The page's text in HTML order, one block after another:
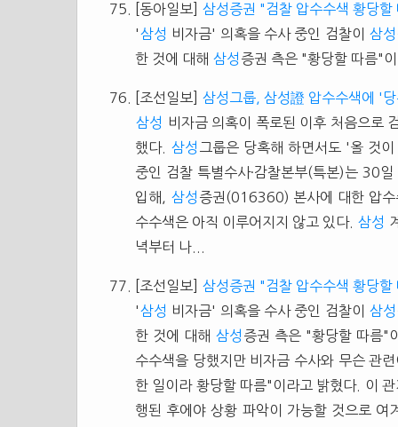
[동아일보] 삼성증권 "검찰 압수수색 황당할
'삼성 비자금' 의혹을 수사 중인 검찰이 삼성
한 것에 대해 삼성 증권 측은 "황당할 따름"
[조선일보] 삼성그룹, 삼성證 압수수색에 '
삼성
비자금 의혹이 폭로된 이후 처음으로
했다. 삼성 그룹은 당혹해 하면서도 '올 것
중인 검찰 특별수사·감찰본부(특본)는 30
입해, 삼성 증권(016360) 본사에 대한 압수
수수색은 아직 이루어지지 않고 있다. 삼성
녁부터 나...
[조선일보] 삼성증권 "검찰 압수수색 황당할
'삼성 비자금' 의혹을 수사 중인 검찰이 삼성
한 것에 대해 삼성 증권 측은 "황당할 따름"
수수색을 당했지만 비자금 수사와 무슨 관
한 일이라 황당할 따름"이라고 밝혔다. 이
행된 후에야 상황 파악이 가능할 것으로